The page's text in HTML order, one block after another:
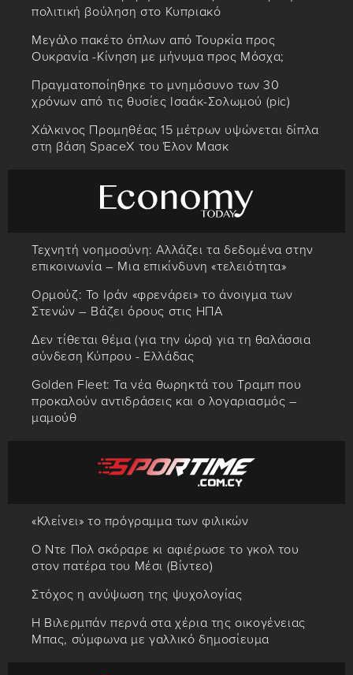
πολιτική βούληση στο Κυπριακό
Μεγάλο πακέτο όπλων από Τουρκία προς
Ουκρανία -Κίνηση με μήνυμα προς Μόσχα;
Πραγματοποίηθηκε το μνημόσυνο των 30
χρόνων από τις θυσίες Ισαάκ-Σολωμού (pic)
Χάλκινος Προμηθέας 15 μέτρων υψώνεται δίπλα
στη βάση SpaceX του Έλον Μασκ
Τεχνητή νοημοσύνη: Αλλάζει τα δεδομένα στην
επικοινωνία – Μια επικίνδυνη «τελειότητα»
Ορμούζ: Το Ιράν «φρενάρει» το άνοιγμα των
Στενών – Βάζει όρους στις ΗΠΑ
Δεν τίθεται θέμα (για την ώρα) για τη θαλάσσια
σύνδεση Κύπρου - Ελλάδας
Golden Fleet: Τα νέα θωρηκτά του Τραμπ που
προκαλούν αντιδράσεις και ο λογαριασμός –
μαμούθ
«Κλείνει» το πρόγραμμα των φιλικών
Ο Ντε Πολ σκόραρε κι αφιέρωσε το γκολ του
στον πατέρα του Μέσι (Βίντεο)
Στόχος η ανύψωση της ψυχολογίας
Η Βιλερμπάν περνά στα χέρια της οικογένειας
Μπας, σύμφωνα με γαλλικό δημοσίευμα